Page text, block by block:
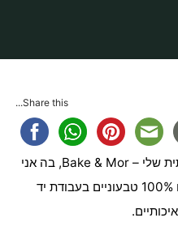
Share this...
ברוכים הבאים לקונדיטוריה הביתית שלי – Bake & Mor, בה אני
מייצרת מאפים, עוגות וקינוחים 100% טבעוניים בעבודת יד